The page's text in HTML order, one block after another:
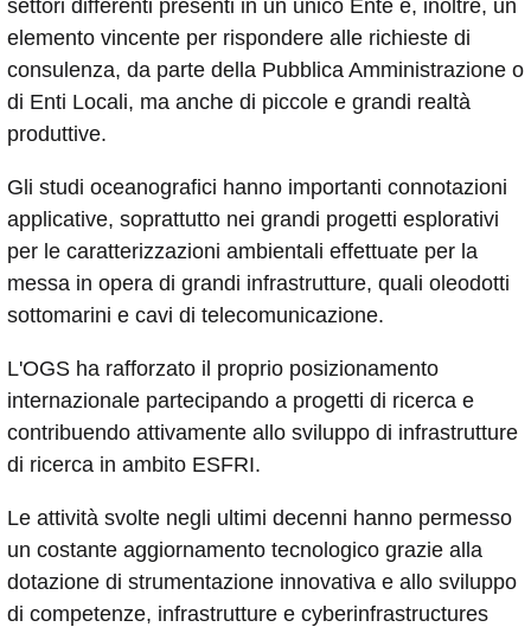
settori differenti presenti in un unico Ente è, inoltre, un
elemento vincente per rispondere alle richieste di
consulenza, da parte della Pubblica Amministrazione o
di Enti Locali, ma anche di piccole e grandi realtà
produttive.
Gli studi oceanografici hanno importanti connotazioni
applicative, soprattutto nei grandi progetti esplorativi
per le caratterizzazioni ambientali effettuate per la
messa in opera di grandi infrastrutture, quali oleodotti
sottomarini e cavi di telecomunicazione.
L'OGS ha rafforzato il proprio posizionamento
internazionale partecipando a progetti di ricerca e
contribuendo attivamente allo sviluppo di infrastrutture
di ricerca in ambito ESFRI.
Le attività svolte negli ultimi decenni hanno permesso
un costante aggiornamento tecnologico grazie alla
dotazione di strumentazione innovativa e allo sviluppo
di competenze, infrastrutture e cyberinfrastructures